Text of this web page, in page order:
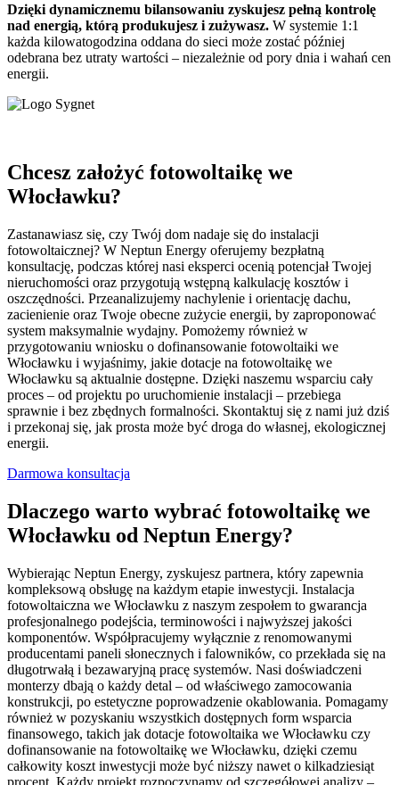
Dzięki dynamicznemu bilansowaniu zyskujesz pełną kontrolę
nad energią, którą produkujesz i zużywasz. W systemie 1:1
każda kilowatogodzina oddana do sieci może zostać później
odebrana bez utraty wartości – niezależnie od pory dnia i wahań cen
energii.
Chcesz założyć fotowoltaikę we
Włocławku?
Zastanawiasz się, czy Twój dom nadaje się do instalacji
fotowoltaicznej? W Neptun Energy oferujemy bezpłatną
konsultację, podczas której nasi eksperci ocenią potencjał Twojej
nieruchomości oraz przygotują wstępną kalkulację kosztów i
oszczędności. Przeanalizujemy nachylenie i orientację dachu,
zacienienie oraz Twoje obecne zużycie energii, by zaproponować
system maksymalnie wydajny. Pomożemy również w
przygotowaniu wniosku o dofinansowanie fotowoltaiki we
Włocławku i wyjaśnimy, jakie dotacje na fotowoltaikę we
Włocławku są aktualnie dostępne. Dzięki naszemu wsparciu cały
proces – od projektu po uruchomienie instalacji – przebiega
sprawnie i bez zbędnych formalności. Skontaktuj się z nami już dziś
i przekonaj się, jak prosta może być droga do własnej, ekologicznej
energii.
Darmowa konsultacja
Dlaczego warto wybrać fotowoltaikę we
Włocławku od Neptun Energy?
Wybierając Neptun Energy, zyskujesz partnera, który zapewnia
kompleksową obsługę na każdym etapie inwestycji. Instalacja
fotowoltaiczna we Włocławku z naszym zespołem to gwarancja
profesjonalnego podejścia, terminowości i najwyższej jakości
komponentów. Współpracujemy wyłącznie z renomowanymi
producentami paneli słonecznych i falowników, co przekłada się na
długotrwałą i bezawaryjną pracę systemów. Nasi doświadczeni
monterzy dbają o każdy detal – od właściwego zamocowania
konstrukcji, po estetyczne poprowadzenie okablowania. Pomagamy
również w pozyskaniu wszystkich dostępnych form wsparcia
finansowego, takich jak dotacje fotowoltaika we Włocławku czy
dofinansowanie na fotowoltaikę we Włocławku, dzięki czemu
całkowity koszt inwestycji może być niższy nawet o kilkadziesiąt
procent. Każdy projekt rozpoczynamy od szczegółowej analizy –